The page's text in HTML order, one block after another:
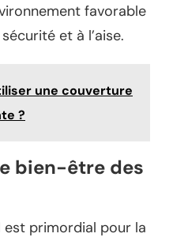
favorable
et à l’aise.
une couverture
?
bien-être des
primordial pour la